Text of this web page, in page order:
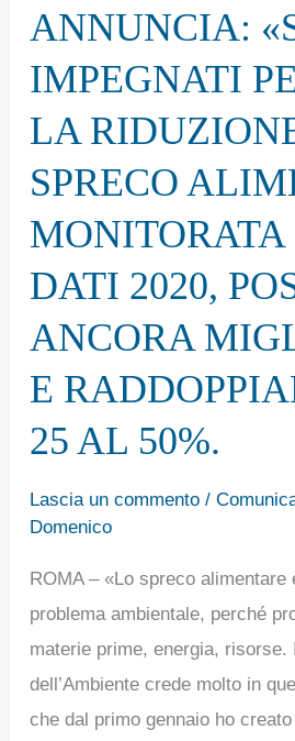
ANNUNCIA:
IMPEGNATI
LA
SPRECO
DATI 2020,
ANCORA
E
25 AL 50%.
Lascia un commento /
Domenico
ROMA – «Lo spreco alimentare
problema ambientale, perché
materie prime, energia, risorse.
dell’Ambiente crede molto in
che dal primo gennaio ho
COSTA
«SIAMO
IMPEGNATI
LA
RIDUZIONE
SPRECO
ALIMENTARE,
DAI
DATI
POSSA
MIGLIORARE,
E
RADDOPPIARE
DAL
25